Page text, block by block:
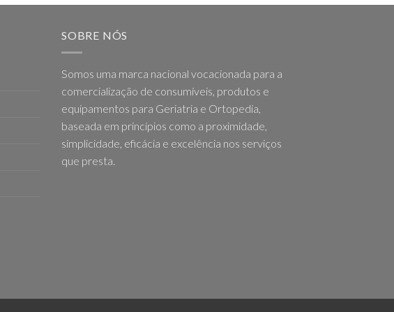
SOBRE NÓS
Somos uma marca nacional vocacionada para a
comercialização de consumíveis, produtos e
equipamentos para Geriatria e Ortopedia,
baseada em princípios como a proximidade,
simplicidade, eficácia e excelência nos serviços
que presta.